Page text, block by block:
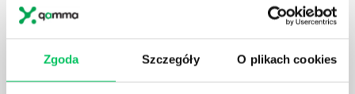
Zgoda Szczegóły O plikach cookies
nim odpowiedniego kierownictwa. Zawsze
niezbędna jest osoba nadzorująca wszystkie